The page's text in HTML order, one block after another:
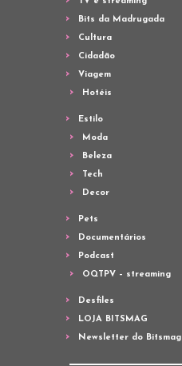
Bits da Madrugada
Cultura
Cidadão
Viagem
Hotéis
Estilo
Moda
Beleza
Tech
Decor
Pets
Documentários
Podcast
OQTPV – streaming
Desfiles
LOJA BITSMAG
Newsletter do Bitsmag